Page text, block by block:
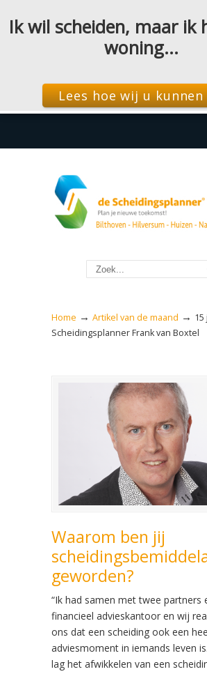
Home → Artikel van de maand → 15
Scheidingsplanner Frank van Boxtel
Waarom ben jij
geworden?
“Ik had samen met twee partners
financieel advieskantoor en wij
ons dat een scheiding ook een
adviesmoment in iemands leven
lag het afwikkelen van een
Ik wil scheiden, maar ik
woning…
Lees hoe wij u